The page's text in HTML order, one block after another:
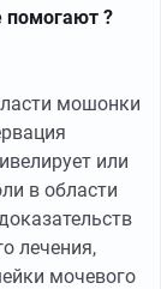
помогают ?
мошонки
или
в области
лечения,
мочевого